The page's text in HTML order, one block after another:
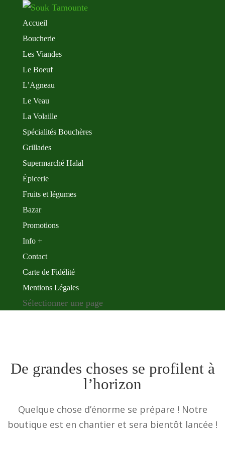
Accueil
Boucherie
Les Viandes
Le Boeuf
L’Agneau
Le Veau
La Volaille
Spécialités Bouchères
Grillades
Supermarché Halal
Épicerie
Fruits et légumes
Bazar
Promotions
Info +
Contact
Carte de Fidélité
Mentions Légales
Sélectionner une page
De grandes choses se profilent à
l’horizon
Quelque chose d’énorme se prépare ! Notre
boutique est en chantier et sera bientôt lancée !